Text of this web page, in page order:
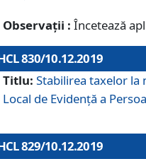
Observații : Încetează
830/10.12.2019
Titlu: Stabilirea taxelor la
Local de Evidenţă a
829/10.12.2019